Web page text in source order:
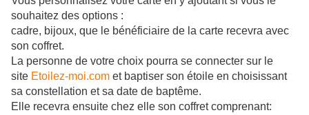
souhaitez des options :
cadre, bijoux, que le bénéficiaire de la carte recevra avec
son coffret.
La personne de votre choix pourra se connecter sur le
site Etoilez-moi.com et baptiser son étoile en choisissant
sa constellation et sa date de baptême.
Elle recevra ensuite chez elle son coffret comprenant: